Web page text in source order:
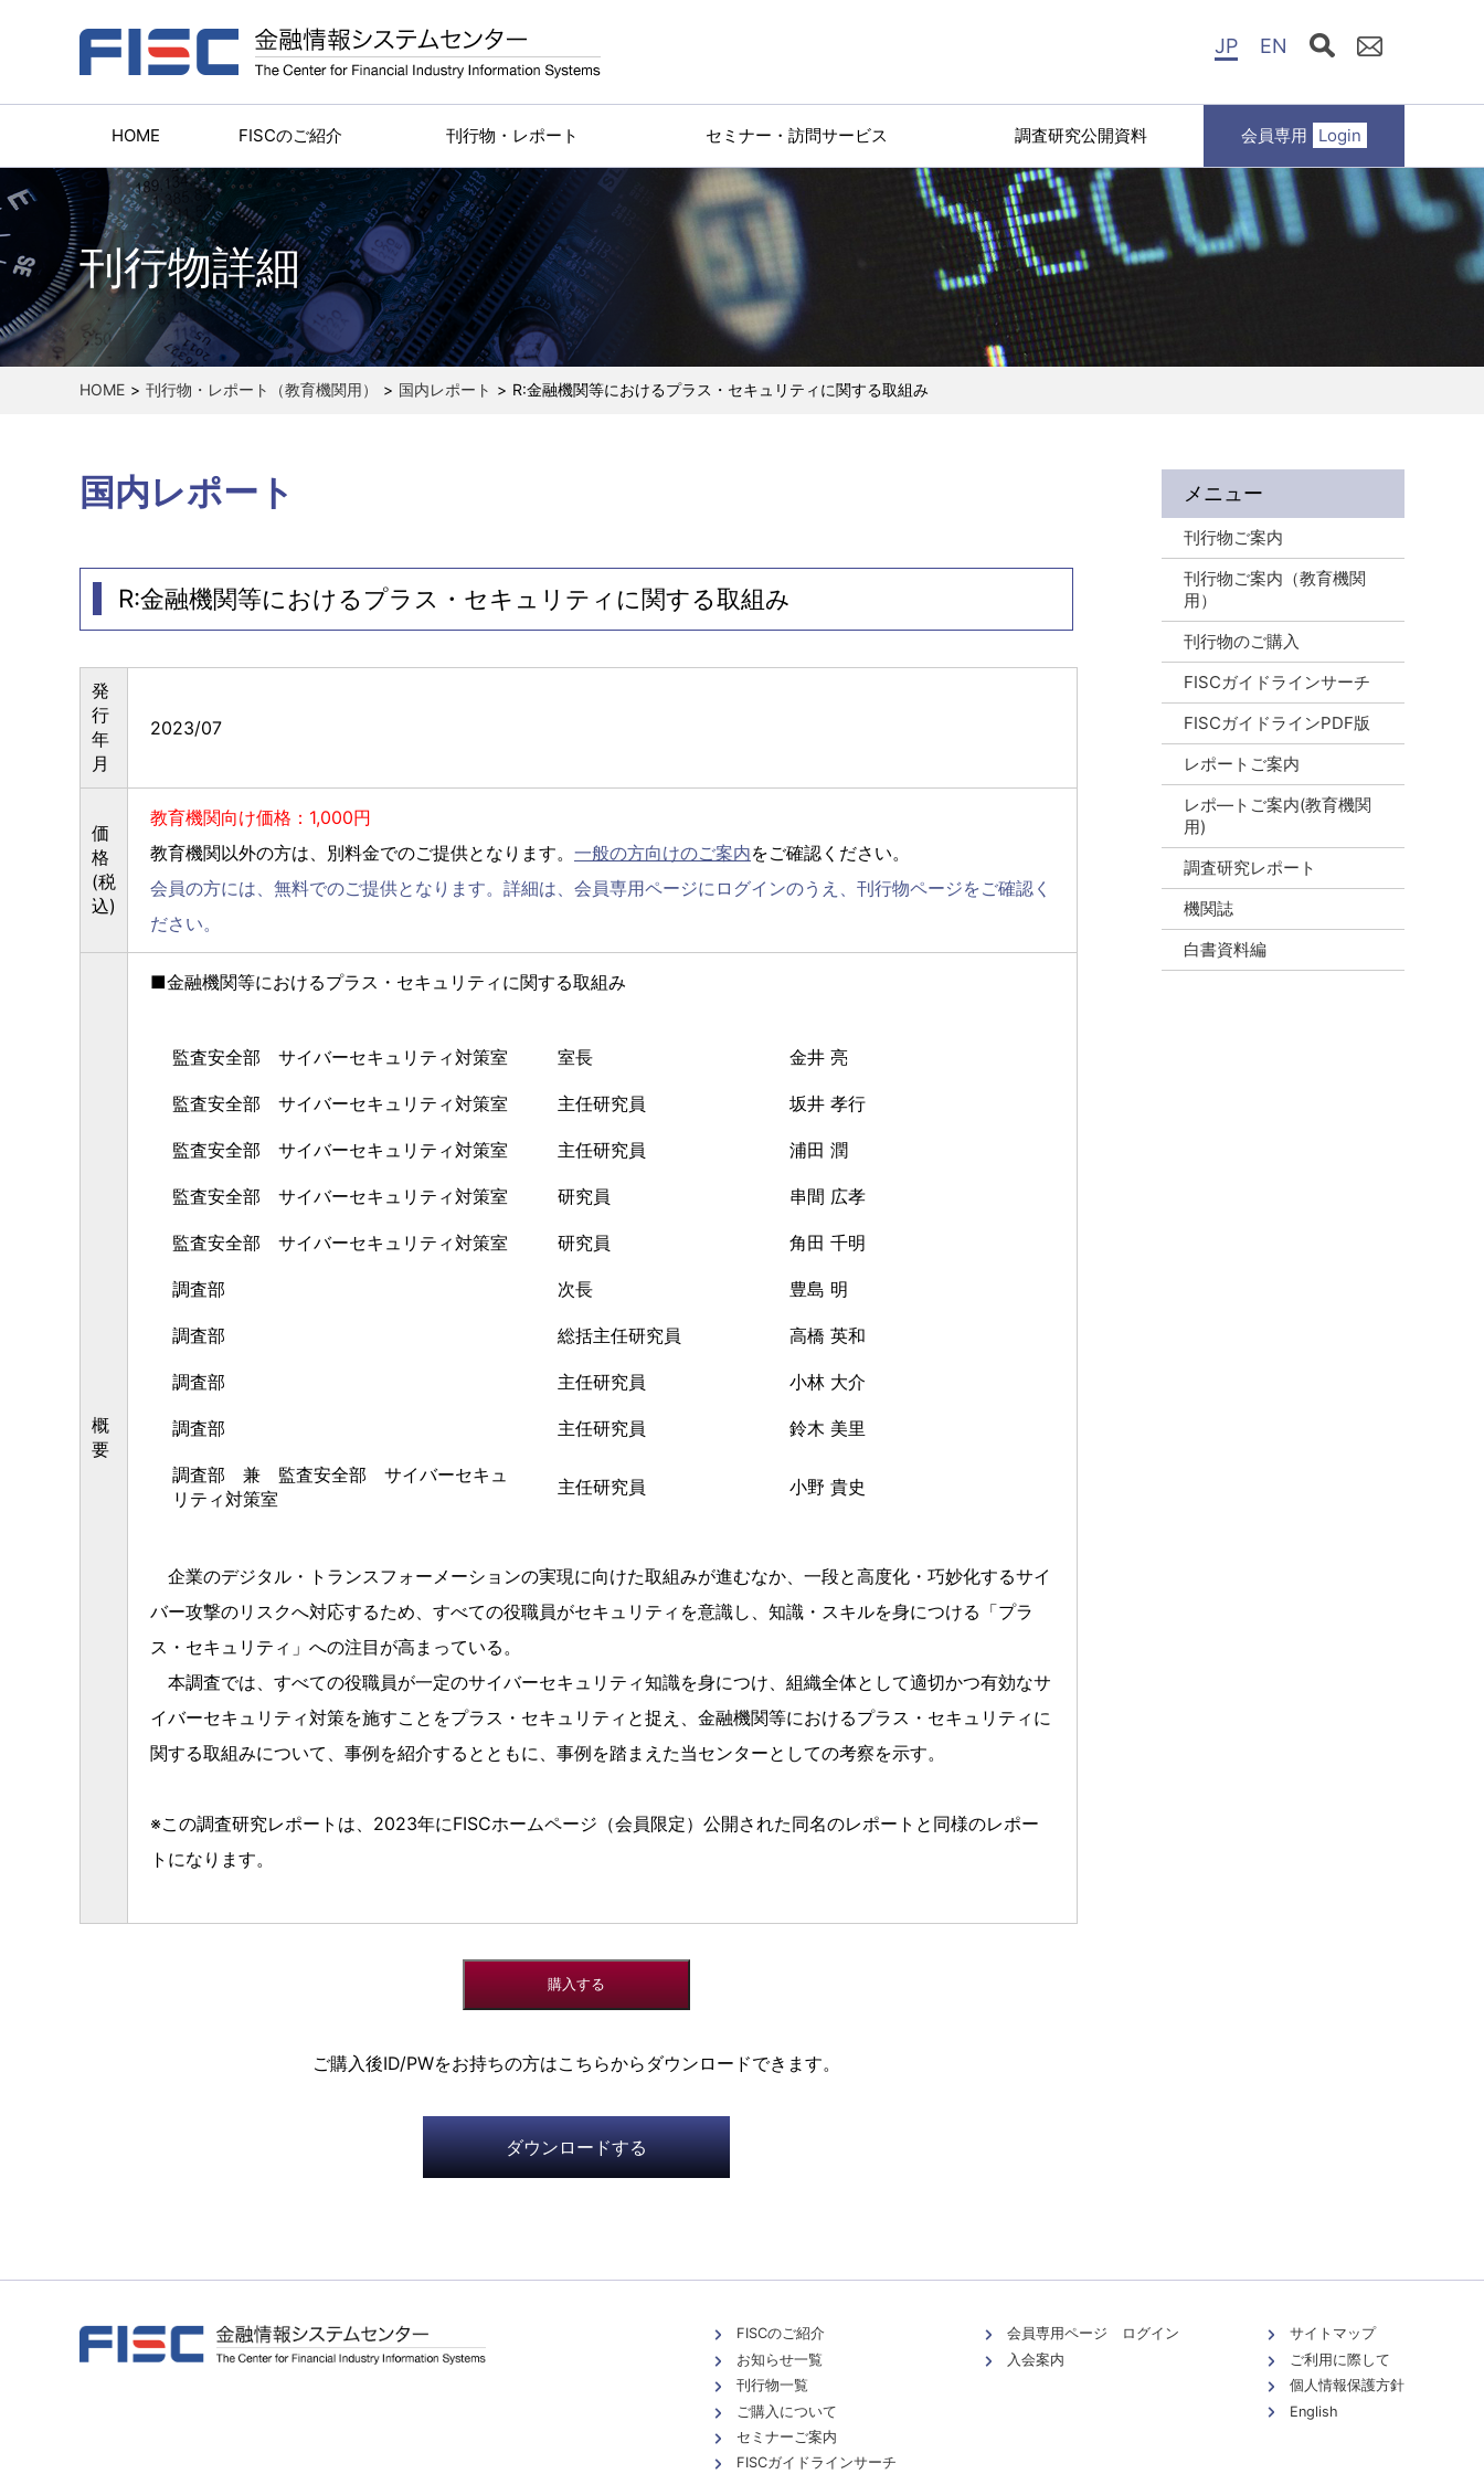
JP EN
HOME FISCのご紹介 刊行物・レポート セミナー・訪問サービス 調査研究公開資料 会員専用 Login
刊行物詳細
HOME 刊行物・レポート（教育機関用） 国内レポート R:金融機関等におけるプラス・セキュリティに関する取組み
国内レポート
R:金融機関等におけるプラス・セキュリティに関する取組み
発
行
年
月
2023/07
価
格
(税
込)
教育機関向け価格：1,000円
教育機関以外の方は、別料金でのご提供となります。 一般の方向けのご案内をご確認ください。
会員の方には、無料でのご提供となります。詳細は、会員専用ページにログインのうえ、刊行物ページをご確認く
ださい。
概
要
■金融機関等におけるプラス・セキュリティに関する取組み
監査安全部 サイバーセキュリティ対策室 室長 金井 亮
監査安全部 サイバーセキュリティ対策室 主任研究員 坂井 孝行
監査安全部 サイバーセキュリティ対策室 主任研究員 浦田 潤
監査安全部 サイバーセキュリティ対策室 研究員 串間 広孝
監査安全部 サイバーセキュリティ対策室 研究員 角田 千明
調査部 次長 豊島 明
調査部 総括主任研究員 高橋 英和
調査部 主任研究員 小林 大介
調査部 主任研究員 鈴木 美里
調査部 兼 監査安全部 サイバーセキュ
リティ対策室
主任研究員 小野 貴史
企業のデジタル・トランスフォーメーションの実現に向けた取組みが進むなか、一段と高度化・巧妙化するサイ
バー攻撃のリスクへ対応するため、すべての役職員がセキュリティを意識し、知識・スキルを身につける「プラ
ス・セキュリティ」への注目が高まっている。
本調査では、すべての役職員が一定のサイバーセキュリティ知識を身につけ、組織全体として適切かつ有効なサ
イバーセキュリティ対策を施すことをプラス・セキュリティと捉え、金融機関等におけるプラス・セキュリティに
関する取組みについて、事例を紹介するとともに、事例を踏まえた当センターとしての考察を示す。
※この調査研究レポートは、2023年にFISCホームページ（会員限定）公開された同名のレポートと同様のレポー
トになります。
ご購入後ID/PWをお持ちの方はこちらからダウンロードできます。
ダウンロードする
メニュー
刊行物ご案内
刊行物ご案内（教育機関
用）
刊行物のご購入
FISCガイドラインサーチ
FISCガイドラインPDF版
レポートご案内
レポ―トご案内(教育機関
用)
調査研究レポート
機関誌
白書資料編
サイトマップ
ご利用に際して
個人情報保護方針
English
会員専用ページ ログイン
入会案内
FISCのご紹介
お知らせ一覧
刊行物一覧
ご購入について
セミナーご案内
FISCガイドラインサーチ